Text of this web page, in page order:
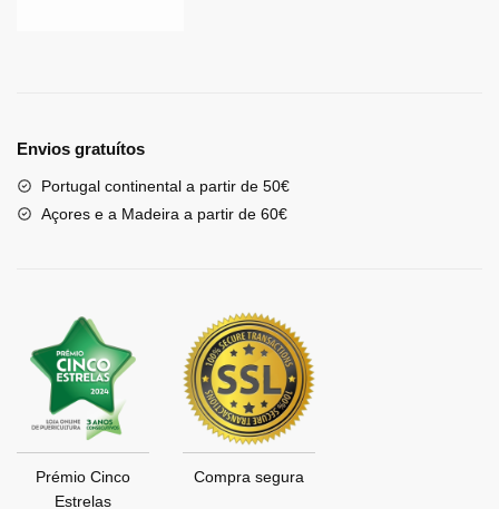
Envios gratuítos
Portugal continental a partir de 50€
Açores e a Madeira a partir de 60€
Prémio Cinco
Estrelas
Compra segura